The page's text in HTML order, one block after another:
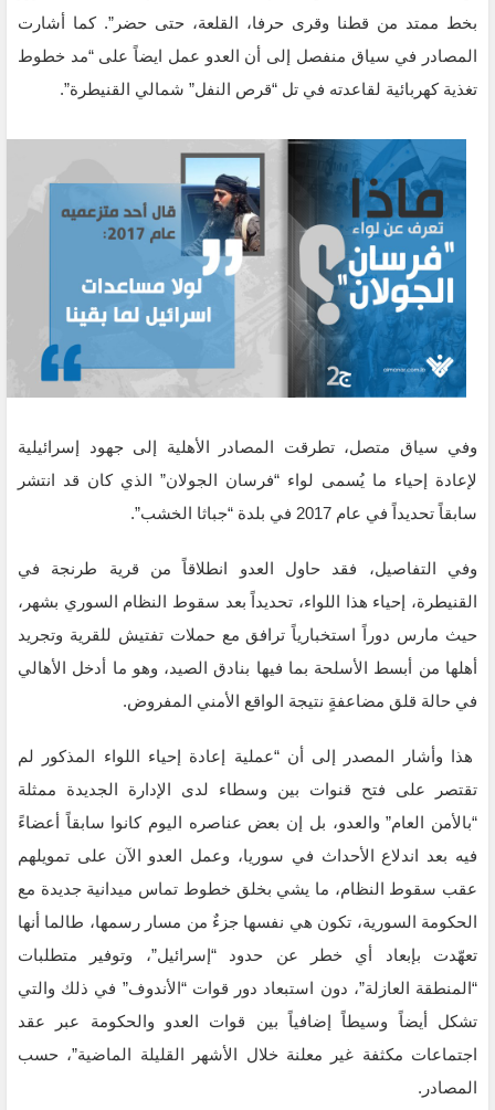
بخط ممتد من قطنا وقرى حرفا، القلعة، حتى حضر”. كما أشارت
المصادر في سياق منفصل إلى أن العدو عمل ايضاً على “مد خطوط
تغذية كهربائية لقاعدته في تل “قرص النفل” شمالي القنيطرة”.
وفي سياق متصل، تطرقت المصادر الأهلية إلى جهود إسرائيلية
لإعادة إحياء ما يُسمى لواء “فرسان الجولان” الذي كان قد انتشر
سابقاً تحديداً في عام 2017 في بلدة “جباثا الخشب”.
وفي التفاصيل، فقد حاول العدو انطلاقاً من قرية طرنجة في
القنيطرة، إحياء هذا اللواء، تحديداً بعد سقوط النظام السوري بشهر،
حيث مارس دوراً استخبارياً ترافق مع حملات تفتيش للقرية وتجريد
أهلها من أبسط الأسلحة بما فيها بنادق الصيد، وهو ما أدخل الأهالي
في حالة قلق مضاعفةٍ نتيجة الواقع الأمني المفروض.
هذا وأشار المصدر إلى أن “عملية إعادة إحياء اللواء المذكور لم
تقتصر على فتح قنوات بين وسطاء لدى الإدارة الجديدة ممثلة
“بالأمن العام” والعدو، بل إن بعض عناصره اليوم كانوا سابقاً أعضاءً
فيه بعد اندلاع الأحداث في سوريا، وعمل العدو الآن على تمويلهم
عقب سقوط النظام، ما يشي بخلق خطوط تماس ميدانية جديدة مع
الحكومة السورية، تكون هي نفسها جزءٌ من مسار رسمها، طالما أنها
تعهّدت بإبعاد أي خطر عن حدود “إسرائيل”، وتوفير متطلبات
“المنطقة العازلة”، دون استبعاد دور قوات “الأندوف” في ذلك والتي
تشكل أيضاً وسيطاً إضافياً بين قوات العدو والحكومة عبر عقد
اجتماعات مكثفة غير معلنة خلال الأشهر القليلة الماضية”، حسب
المصادر.